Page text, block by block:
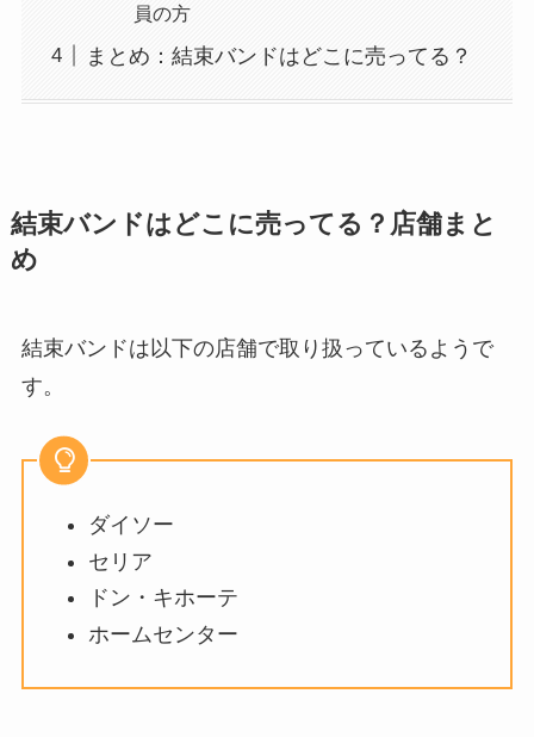
員の方
まとめ：結束バンドはどこに売ってる？
結束バンドはどこに売ってる？店舗まと
め
結束バンドは以下の店舗で取り扱っているようで
す。
ダイソー
セリア
ドン・キホーテ
ホームセンター